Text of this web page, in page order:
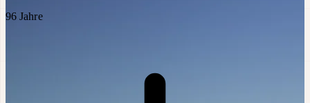
96 Jahre